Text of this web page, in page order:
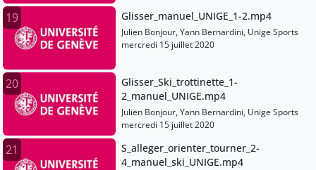
19 Glisser_manuel_UNIGE_1-2.mp4
Julien Bonjour, Yann Bernardini, Unige Sports
mercredi 15 juillet 2020
20
Glisser_Ski_trottinette_1-
2_manuel_UNIGE.mp4
Julien Bonjour, Yann Bernardini, Unige Sports
mercredi 15 juillet 2020
21
S_alleger_orienter_tourner_2-
4_manuel_ski_UNIGE.mp4